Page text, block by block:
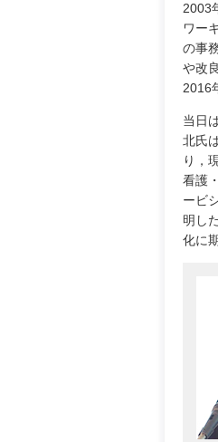
2003
ワー
の事
や改
2016
当日
北氏
り，
看護
ービ
明し
化に